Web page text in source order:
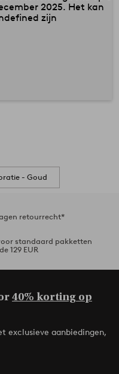
- Goud
retourrecht*
standaard pakketten
129 EUR
40% korting op
exclusieve aanbiedingen,